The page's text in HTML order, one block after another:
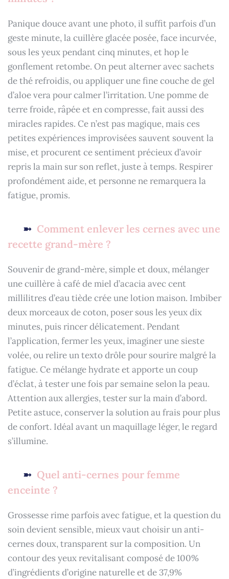
Panique douce avant une photo, il suffit parfois d’un
geste minute, la cuillère glacée posée, face incurvée,
sous les yeux pendant cinq minutes, et hop le
gonflement retombe. On peut alterner avec sachets
de thé refroidis, ou appliquer une fine couche de gel
d’aloe vera pour calmer l’irritation. Une pomme de
terre froide, râpée et en compresse, fait aussi des
miracles rapides. Ce n’est pas magique, mais ces
petites expériences improvisées sauvent souvent la
mise, et procurent ce sentiment précieux d’avoir
repris la main sur son reflet, juste à temps. Respirer
profondément aide, et personne ne remarquera la
fatigue, promis.
Comment enlever les cernes avec une
recette grand-mère ?
Souvenir de grand-mère, simple et doux, mélanger
une cuillère à café de miel d’acacia avec cent
millilitres d’eau tiède crée une lotion maison. Imbiber
deux morceaux de coton, poser sous les yeux dix
minutes, puis rincer délicatement. Pendant
l’application, fermer les yeux, imaginer une sieste
volée, ou relire un texto drôle pour sourire malgré la
fatigue. Ce mélange hydrate et apporte un coup
d’éclat, à tester une fois par semaine selon la peau.
Attention aux allergies, tester sur la main d’abord.
Petite astuce, conserver la solution au frais pour plus
de confort. Idéal avant un maquillage léger, le regard
s’illumine.
Quel anti-cernes pour femme
enceinte ?
Grossesse rime parfois avec fatigue, et la question du
soin devient sensible, mieux vaut choisir un anti-
cernes doux, transparent sur la composition. Un
contour des yeux revitalisant composé de 100%
d’ingrédients d’origine naturelle et de 37,9%